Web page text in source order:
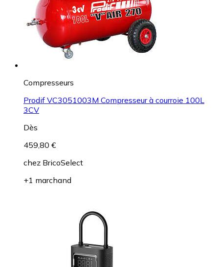
Compresseurs
Prodif VC3051003M Compresseur à courroie 100L
3CV
Dès
459,80 €
chez BricoSelect
+1 marchand